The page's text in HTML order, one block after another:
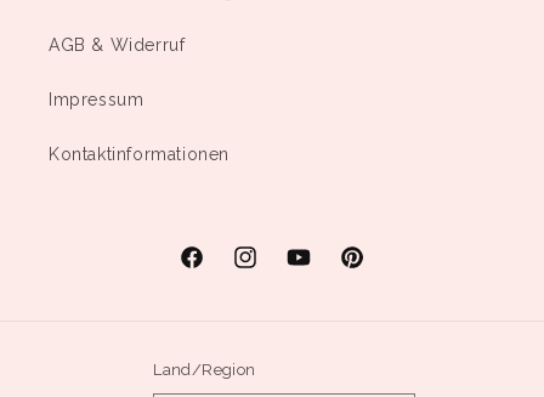
AGB & Widerruf
Impressum
Kontaktinformationen
FacebookInstagramYouTubePinterest
Land/Region